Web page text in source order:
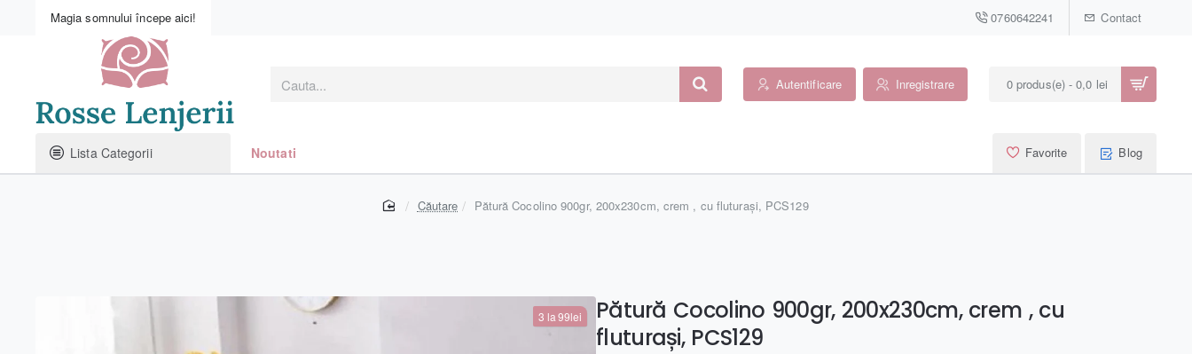
Magia somnului începe aici! 0760642241 Contact
Cauta... Autentificare Inregistrare 0 produs(e) - 0,0 lei
Lista Categorii Noutati Favorite Blog
homeCăutare Pătură Cocolino 900gr, 200x230cm, crem , cu fluturași, PCS129
3 la 99lei
Pătură Cocolino 900gr, 200x230cm, crem , cu
fluturași, PCS129